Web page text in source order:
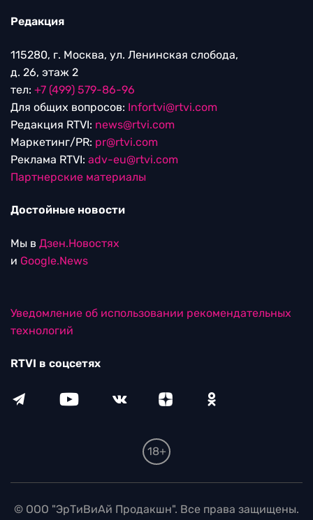
Редакция
115280, г. Москва, ул. Ленинская слобода,
д. 26, этаж 2
тел: +7 (499) 579-86-96
Для общих вопросов: Infortvi@rtvi.com
Редакция RTVI: news@rtvi.com
Маркетинг/PR: pr@rtvi.com
Реклама RTVI: adv-eu@rtvi.com
Партнерские материалы
Достойные новости
Мы в Дзен.Новостях
и Google.News
Уведомление об использовании рекомендательных
технологий
RTVI в соцсетях
18+
© ООО "ЭрТиВиАй Продакшн". Все права защищены.